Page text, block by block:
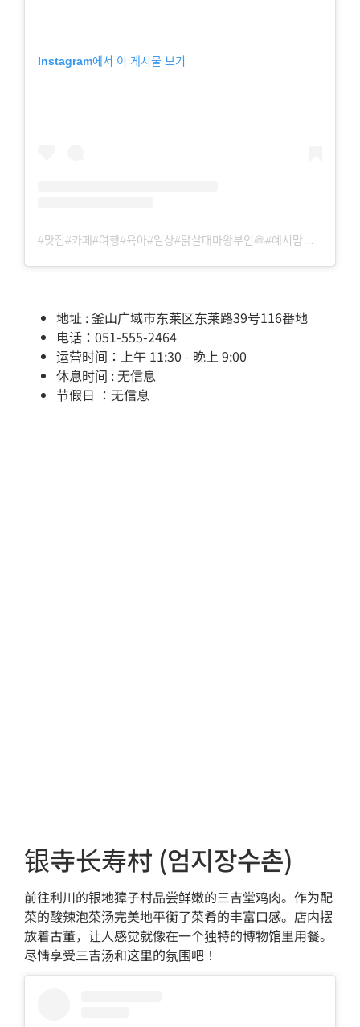
Instagram에서 이 게시물 보기
地址 : 釜山广域市东莱区东莱路39号116番地
电话：051-555-2464
运营时间：上午 11:30 - 晚上 9:00
休息时间 : 无信息
节假日 ：无信息
银寺长寿村 (엄지장수촌)
前往利川的银地獐子村品尝鲜嫩的三吉堂鸡肉。作为配
菜的酸辣泡菜汤完美地平衡了菜肴的丰富口感。店内摆
放着古董，让人感觉就像在一个独特的博物馆里用餐。
尽情享受三吉汤和这里的氛围吧！